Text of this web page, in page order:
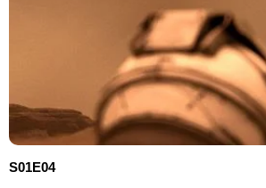
S01E04